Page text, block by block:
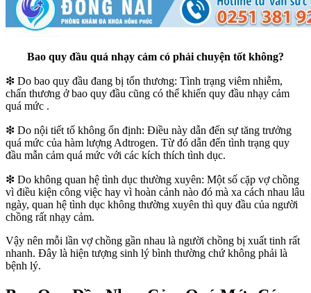
Bao quy đầu quá nhạy cảm có phải chuyện tốt không?
❇ Do bao quy đầu đang bị tổn thương: Tình trạng viêm nhiễm,
chấn thương ở bao quy đầu cũng có thể khiến quy đầu nhạy cảm
quá mức .
❇ Do nội tiết tố không ổn định: Điều này dẫn đến sự tăng trưởng
quá mức của hàm lượng Adtrogen. Từ đó dẫn đến tình trạng quy
đầu mẫn cảm quá mức với các kích thích tình dục.
❇ Do không quan hệ tình dục thường xuyên: Một số cặp vợ chồng
vì điều kiện công việc hay vì hoàn cảnh nào đó mà xa cách nhau lâu
ngày, quan hệ tình dục không thường xuyên thì quy đầu của người
chồng rất nhạy cảm.
Vậy nên mỗi lần vợ chồng gần nhau là người chồng bị xuất tinh rất
nhanh. Đây là hiện tượng sinh lý bình thường chứ không phải là
bệnh lý.